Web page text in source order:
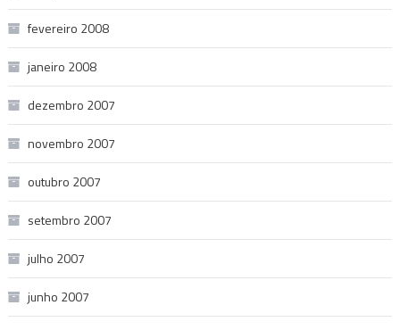
fevereiro 2008
janeiro 2008
dezembro 2007
novembro 2007
outubro 2007
setembro 2007
julho 2007
junho 2007